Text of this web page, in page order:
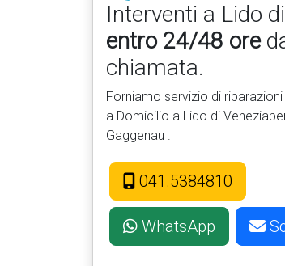
Interventi a Lido
entro 24/48 ore
chiamata.
Forniamo servizio di
a Domicilio a Lido di
Gaggenau .
041.5384810
WhatsApp